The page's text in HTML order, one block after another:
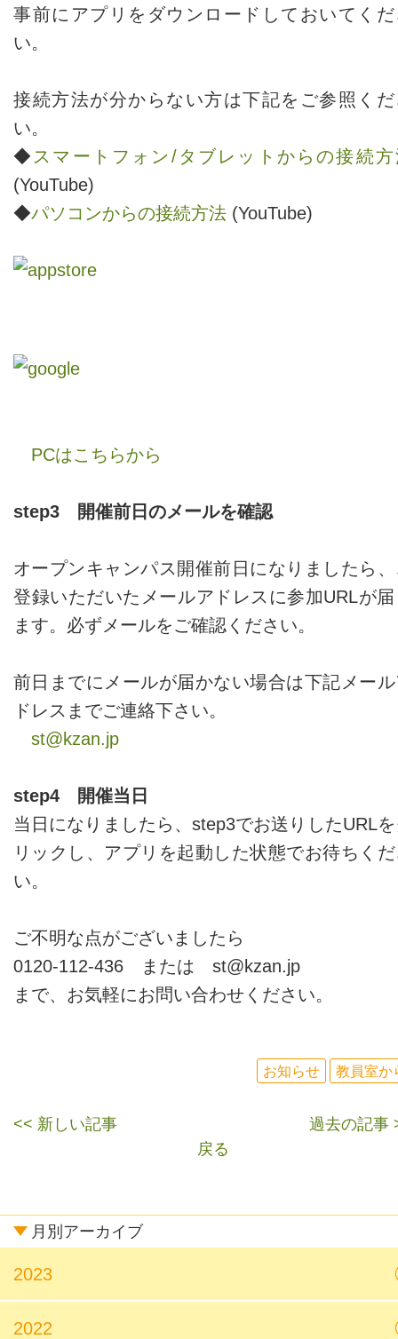
事前にアプリをダウンロードしておいてくだ
い。
接続方法が分からない方は下記をご参照くだ
い。
◆ スマートフォン/タブレットからの接続方
(YouTube)
◆パソコンからの接続方法 (YouTube)
PCはこちらから
step3 開催前日のメールを確認
オープンキャンパス開催前日になりましたら
登録いただいたメールアドレスに参加URLが
ます。必ずメールをご確認ください。
前日までにメールが届かない場合は下記メー
ドレスまでご連絡下さい。
st@kzan.jp
step4 開催当日
当日になりましたら、step3でお送りしたURL
リックし、アプリを起動した状態でお待ちく
い。
ご不明な点がございましたら
0120-112-436 または st@kzan.jp
まで、お気軽にお問い合わせください。
お知らせ 教員室か
<< 新しい記事
過去の記事
戻る
月別アーカイブ
2023
2022